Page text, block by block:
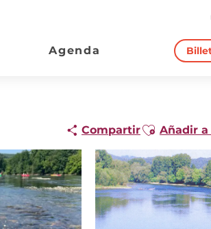
Agenda
CompartirAjouter aux
Añadir